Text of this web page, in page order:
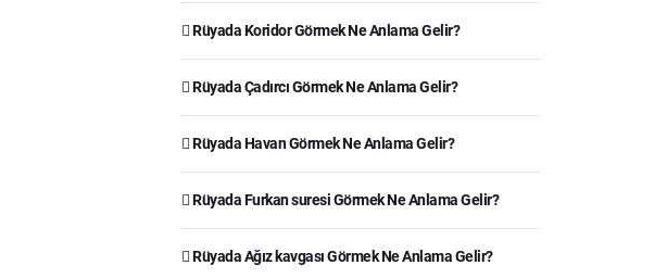
Rüyada Koridor Görmek Ne Anlama Gelir?
Rüyada Çadırcı Görmek Ne Anlama Gelir?
Rüyada Havan Görmek Ne Anlama Gelir?
Rüyada Furkan suresi Görmek Ne Anlama Gelir?
Rüyada Ağız kavgası Görmek Ne Anlama Gelir?